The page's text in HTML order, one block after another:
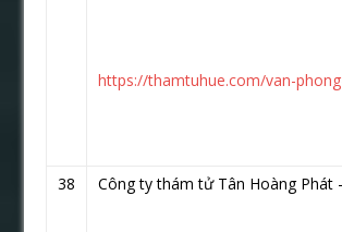
https://thamtuhue.com/van-
38 Công ty thám tử Tân Hoàng